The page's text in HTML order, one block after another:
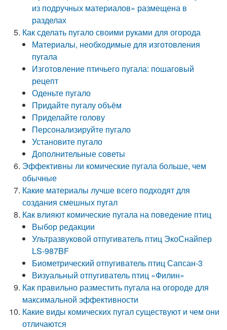
из подручных материалов» размещена в
разделах
Как сделать пугало своими руками для огорода
Материалы, необходимые для изготовления
пугала
Изготовление птичьего пугала: пошаговый
рецепт
Оденьте пугало
Придайте пугалу объём
Приделайте голову
Персонализируйте пугало
Установите пугало
Дополнительные советы
Эффективны ли комические пугала больше, чем
обычные
Какие материалы лучше всего подходят для
создания смешных пугал
Как влияют комические пугала на поведение птиц
Выбор редакции
Ультразвуковой отпугиватель птиц ЭкоСнайпер
LS-987BF
Биометрический отпугиватель птиц Сапсан-3
Визуальный отпугиватель птиц «Филин»
Как правильно разместить пугала на огороде для
максимальной эффективности
Какие виды комических пугал существуют и чем они
отличаются